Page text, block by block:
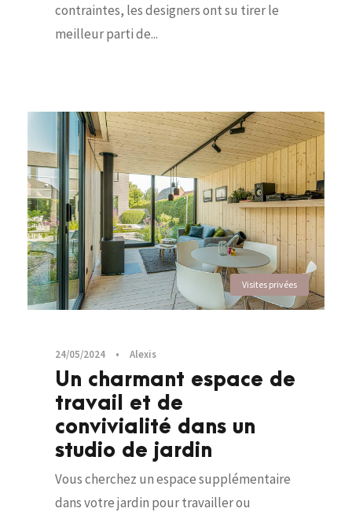
contraintes, les designers ont su tirer le
meilleur parti de...
Visites privées
24/05/2024 • Alexis
Un charmant espace de
travail et de
convivialité dans un
studio de jardin
Vous cherchez un espace supplémentaire
dans votre jardin pour travailler ou